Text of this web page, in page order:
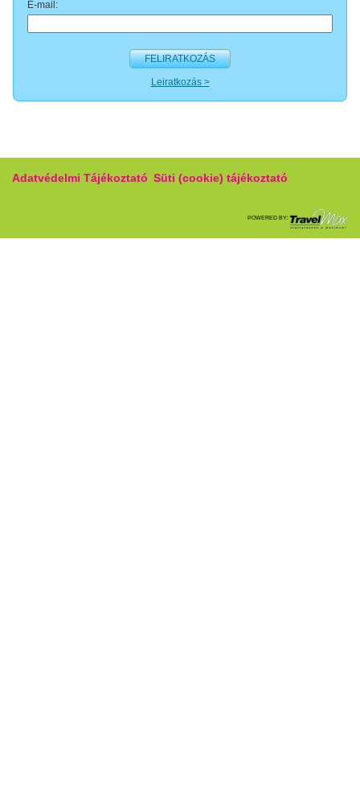
E-mail:
FELIRATKOZÁS
Leiratkozás >
Adatvédelmi Tájékoztató Süti (cookie) tájékoztató
POWERED BY: